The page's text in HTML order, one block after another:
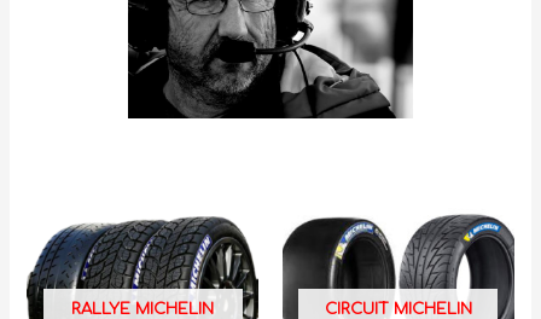
RALLYE MICHELIN CIRCUIT MICHELIN